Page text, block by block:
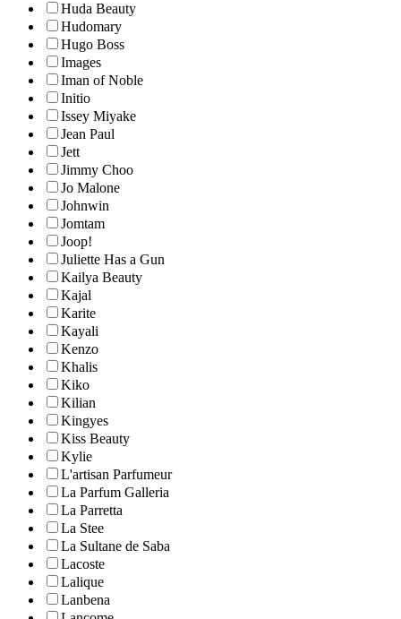
Huda Beauty
Hudomary
Hugo Boss
Images
Iman of Noble
Initio
Issey Miyake
Jean Paul
Jett
Jimmy Choo
Jo Malone
Johnwin
Jomtam
Joop!
Juliette Has a Gun
Kailya Beauty
Kajal
Karite
Kayali
Kenzo
Khalis
Kiko
Kilian
Kingyes
Kiss Beauty
Kylie
L'artisan Parfumeur
La Parfum Galleria
La Parretta
La Stee
La Sultane de Saba
Lacoste
Lalique
Lanbena